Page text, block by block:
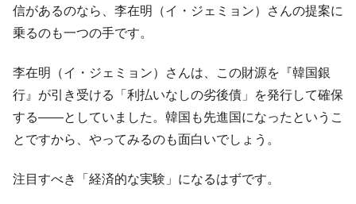
『Money1』
韓国「2026年1Q 資金循環統計」面白い結果
に。
借入金が約8兆。信用格付け「ネガティブ」にダウン
『Money1』
韓国株式市場･暗黒の火曜日。サーキットブ
レイカーも発動！ 半導体2銘柄の暴落
『Money1』 韓国･カードローン金利「15％」突破！
塊！
信があるのなら、李在明（イ・ジェミョン）さんの提案に
乗るのも一つの手です。
李在明（イ・ジェミョン）さんは、この財源を『韓国銀
行』が引き受ける「利払いなしの劣後債」を発行して確保
する――としていました。韓国も先進国になったというこ
とですから、やってみるのも面白いでしょう。
注目すべき「経済的な実験」になるはずです。